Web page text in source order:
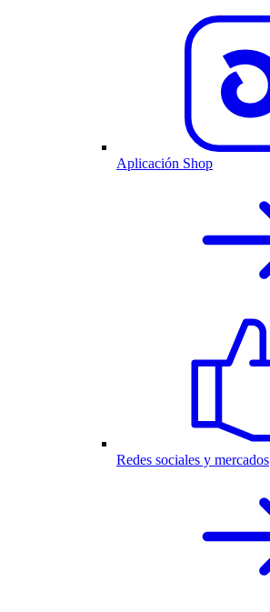
Aplicación Shop
Redes sociales y mercados